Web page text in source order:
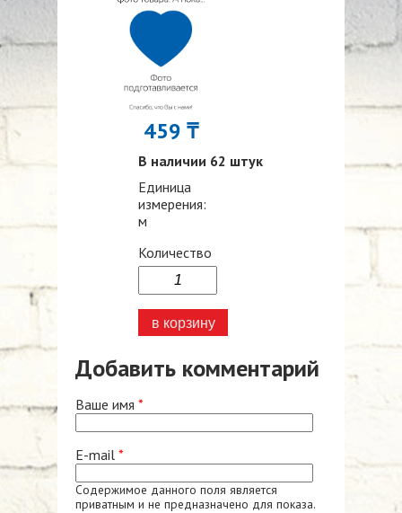
459 ₸
В наличии 62 штук
Единица
измерения:
м
Количество
Добавить комментарий
Ваше имя *
E-mail *
Содержимое данного поля является
приватным и не предназначено для показа.